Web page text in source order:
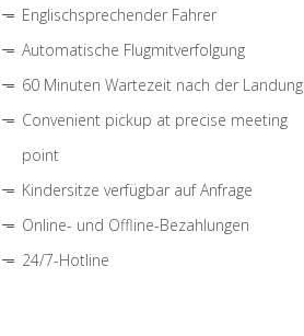
Englischsprechender Fahrer
Automatische Flugmitverfolgung
60 Minuten Wartezeit nach der Landung
Convenient pickup at precise meeting
point
Kindersitze verfügbar auf Anfrage
Online- und Offline-Bezahlungen
24/7-Hotline